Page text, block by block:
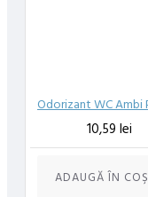
10,59 lei
ADAUGĂ ÎN COŞ